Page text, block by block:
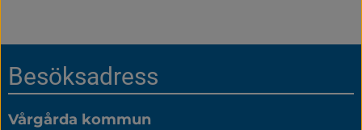
Sidfot
Besöksadress
Vårgårda kommun